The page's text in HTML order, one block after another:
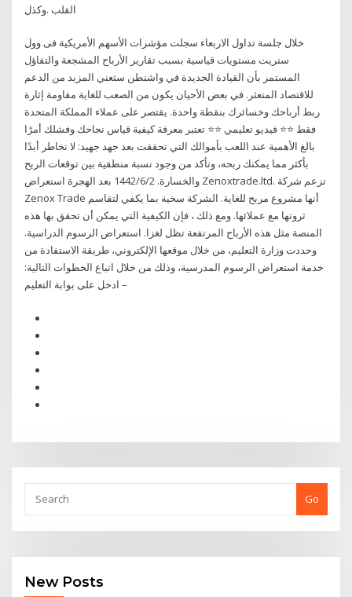
القلب .وكذل
خلال جلسة تداول الاربعاء سجلت مؤشرات الأسهم الأمريكية فى وول
ستريت مستويات قياسية بسبب تقارير الأرباح المشجعة والتفاؤل
المستمر بأن القيادة الجديدة في واشنطن ستعني المزيد من الدعم
للاقتصاد المتعثر. في بعض الأحيان يكون من الصعب للغاية مقاومة إثارة
ربط أرباحك وخسائرك بنقطة واحدة. يقتصر على عملاء المملكة المتحدة
فقط ⭐⭐ فيديو تعليمي ⭐⭐ تعتبر معرفة كيفية قياس نجاحك وفشلك أمرًا
بالغ الأهمية عند اللعب بأموالك التي تحققت بعد جهد جهيد: لا تخاطر أبدًا
بأكثر مما يمكنك ربحه، وتأكد من وجود نسبة منطقية بين توقعات الربح
والخسارة. 2‏‏/6‏‏/1442 بعد الهجرة استعراض Zenoxtrade.ltd. تزعم شركة
Zenox Trade أنها مشروع مربح للغاية. الشركة سخية بما يكفي لتقاسم
ثروتها مع عملائها. ومع ذلك ، فإن الكيفية التي يمكن أن تحقق بها هذه
المنصة مثل هذه الأرباح المرتفعة تظل لغزا. استعراض الرسوم الدراسية.
وحددت وزارة التعليم، من خلال موقعها الإلكتروني، طريقة الاستفادة من
خدمة استعراض الرسوم المدرسية، وذلك من خلال اتباع الخطوات التالية:
– ادخل على بوابة التعليم
Go
New Posts